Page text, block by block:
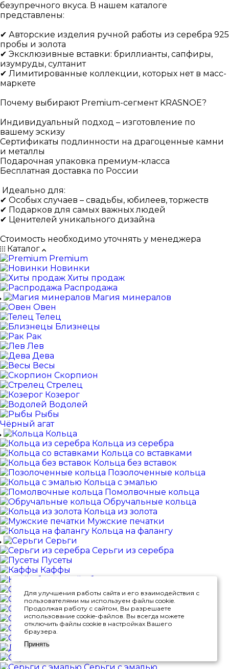
безупречного вкуса. В нашем каталоге
представлены:
✔ Авторские изделия ручной работы из серебра 925
пробы и золота
✔ Эксклюзивные вставки: бриллианты, сапфиры,
изумруды, султанит
✔ Лимитированные коллекции, которых нет в масс-
маркете
Почему выбирают Premium-сегмент KRASNOE?
Индивидуальный подход – изготовление по
вашему эскизу
Сертификаты подлинности на драгоценные камни
и металлы
Подарочная упаковка премиум-класса
Бесплатная доставка по России
Идеально для:
✔ Особых случаев – свадьбы, юбилеев, торжеств
✔ Подарков для самых важных людей
✔ Ценителей уникального дизайна
Стоимость необходимо уточнять у менеджера
Каталог
Premium
Новинки
Хиты продаж
Распродажа
Магия минералов
Овен
Телец
Близнецы
Рак
Лев
Дева
Весы
Скорпион
Стрелец
Козерог
Водолей
Рыбы
Чёрный агат
Кольца
Кольца из серебра
Кольца со вставками
Кольца без вставок
Позолоченные кольца
Кольца с эмалью
Помолвочные кольца
Обручальные кольца
Кольца из золота
Мужские печатки
Кольца на фалангу
Серьги
Серьги из серебра
Пусеты
Каффы
Клаймберы
Серьги-трансформеры
Одиночные серьги
Серьги-кольца
Серьги-конго
Серьги-цепочки
Для улучшения работы сайта и его взаимодействия с
пользователями мы используем файлы cookie.
Продолжая работу с сайтом, Вы разрешаете
использование cookie-файлов. Вы всегда можете
отключить файлы cookie в настройках Вашего
браузера.
Принять